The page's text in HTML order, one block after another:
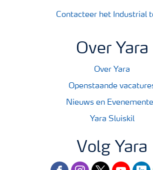
Contacteer het Industrial
Over Yara
Over Yara
Openstaande
Nieuws en
Yara Sluiskil
Volg Yara
facebookinstagram
twitteryoutube